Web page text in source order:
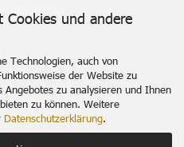
Cookies und andere
Technologien, auch von
der Website zu
zu analysieren und Ihnen
zu können. Weitere
Datenschutzerklärung.